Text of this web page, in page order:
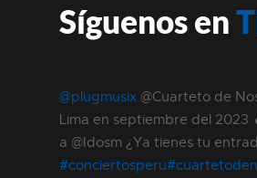
Síguenos en
@plugmusix @Cuarteto de
Lima en septiembre del
a @Idosm ¿Ya tienes tu
#conciertosperu